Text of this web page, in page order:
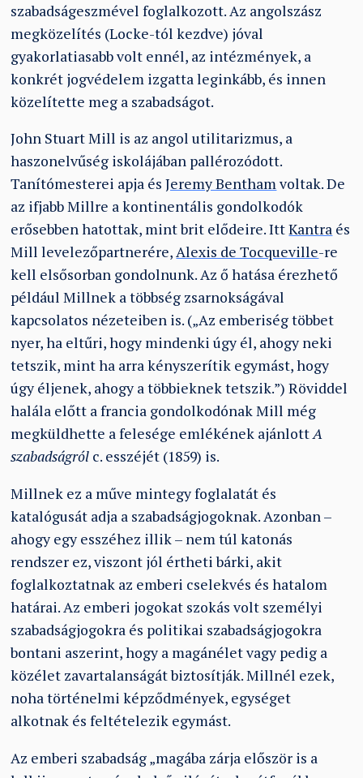
szabadságeszmével foglalkozott. Az angolszász
megközelítés (Locke-tól kezdve) jóval
gyakorlatiasabb volt ennél, az intézmények, a
konkrét jogvédelem izgatta leginkább, és innen
közelítette meg a szabadságot.
John Stuart Mill is az angol utilitarizmus, a
haszonelvűség iskolájában pallérozódott.
Tanítómesterei apja ésJeremy Benthamvoltak. De
az ifjabb Millre a kontinentális gondolkodók
erősebben hatottak, mint brit elődeire. IttKantra és
Mill levelezőpartnerére,Alexis de Tocqueville-re
kell elsősorban gondolnunk. Az ő hatása érezhető
például Millnek a többség zsarnokságával
kapcsolatos nézeteiben is. („Az emberiség többet
nyer, ha eltűri, hogy mindenki úgy él, ahogy neki
tetszik, mint ha arra kényszerítik egymást, hogy
úgy éljenek, ahogy a többieknek tetszik.”) Röviddel
halála előtt a francia gondolkodónak Mill még
megküldhette a felesége emlékének ajánlottA
szabadságról c. esszéjét (1859) is.
Millnek ez a műve mintegy foglalatát és
katalógusát adja a szabadságjogoknak. Azonban –
ahogy egy esszéhez illik – nem túl katonás
rendszer ez, viszont jól értheti bárki, akit
foglalkoztatnak az emberi cselekvés és hatalom
határai. Az emberi jogokat szokás volt személyi
szabadságjogokra és politikai szabadságjogokra
bontani aszerint, hogy a magánélet vagy pedig a
közélet zavartalanságát biztosítják. Millnél ezek,
noha történelmi képződmények, egységet
alkotnak és feltételezik egymást.
Az emberi szabadság „magába zárja először is a